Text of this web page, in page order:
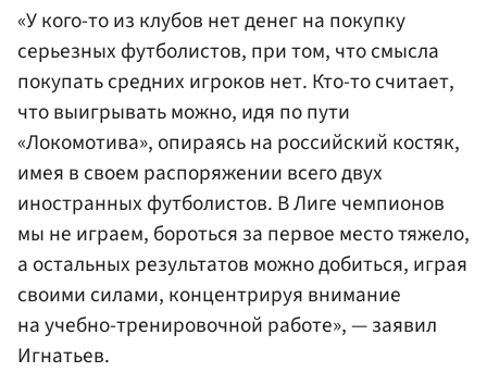
«У кого-то из клубов нет денег на покупку
серьезных футболистов, при том, что смысла
покупать средних игроков нет. Кто-то считает,
что выигрывать можно, идя по пути
«Локомотива», опираясь на российский костяк,
имея в своем распоряжении всего двух
иностранных футболистов. В Лиге чемпионов
мы не играем, бороться за первое место тяжело,
а остальных результатов можно добиться, играя
своими силами, концентрируя внимание
на учебно-тренировочной работе», — заявил
Игнатьев.